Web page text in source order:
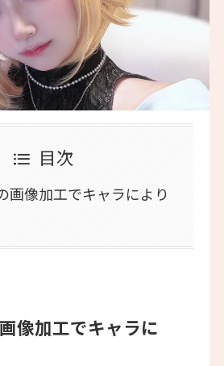
目次
画像加工でキャラにより
像加工でキャラに